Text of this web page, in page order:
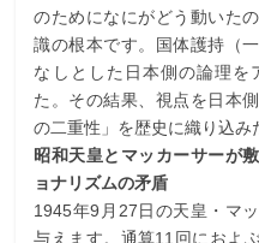
のためになにがどう動いた
識の根本です。国体護持（
なしとした日本側の論理を
た。その結果、視点を日本
の二重性」を歴史に織り込み
昭和天皇とマッカーサーが
ョナリズムの矛盾
1945年9月27日の天皇・マ
与えます。通算11回におよ